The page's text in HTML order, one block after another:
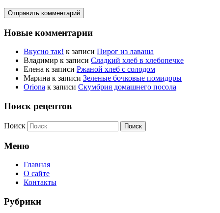
Новые комментарии
Вкусно так! к записи Пирог из лаваша
Владимир к записи Сладкий хлеб в хлебопечке
Елена к записи Ржаной хлеб с солодом
Марина к записи Зеленые бочковые помидоры
Oriona к записи Скумбрия домашнего посола
Поиск рецептов
Поиск
Меню
Главная
О сайте
Контакты
Рубрики